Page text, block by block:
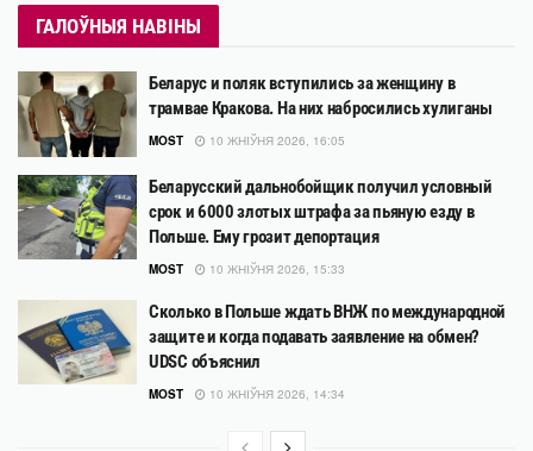
ГАЛОЎНЫЯ НАВІНЫ
Беларус и поляк вступились за женщину в
трамвае Кракова. На них набросились хулиганы
MOST 10 ЖНІЎНЯ 2026, 16:05
Беларусский дальнобойщик получил условный
срок и 6000 злотых штрафа за пьяную езду в
Польше. Ему грозит депортация
MOST 10 ЖНІЎНЯ 2026, 15:33
Сколько в Польше ждать ВНЖ по международной
защите и когда подавать заявление на обмен?
UDSC объяснил
MOST 10 ЖНІЎНЯ 2026, 14:34